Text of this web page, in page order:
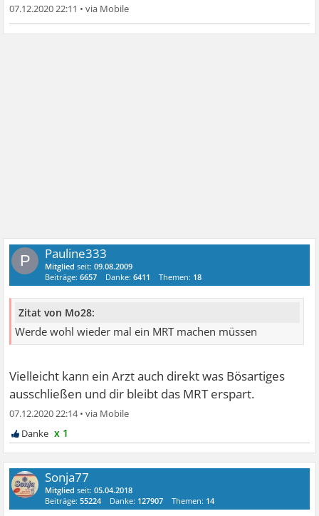
07.12.2020 22:11 •
P Pauline333
Mitglied seit:09.08.2009
Beiträge:6657 Danke:6411 Themen: 18
Zitat von Mo28:
Werde wohl wieder mal ein MRT machen müssen
Vielleicht kann ein Arzt auch direkt was Bösartiges
ausschließen und dir bleibt das MRT erspart.
07.12.2020 22:14•
x 1
Sonja77
Mitglied seit:05.04.2018
Beiträge:55224 Danke: 127907 Themen: 14